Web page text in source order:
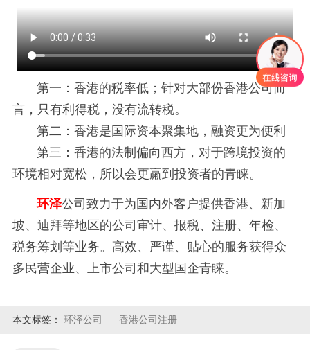
第一：香港的税率低；针对大部份香港公司而
言，只有利得税，没有流转税。
第二： 香港是国际资本聚集地，融资更为便利
第三： 香港的法制偏向西方，对于跨境投资的
环境相对宽松，所以会更䊨到投资者的青睐。
环泽公司致力于为国内外客户提供香港、新加
坡、迪拜等地区的公司审计、报税、注册、年检、
税务筹划等业务。高效、严谨、贴心的服务获得众
多民营企业、上市公司和大型国企青睐。
本文标签： 环泽公司 香港公司注册